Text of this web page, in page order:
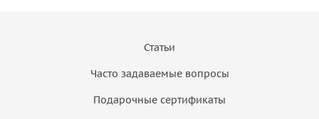
Статьи
Часто задаваемые вопросы
Подарочные сертификаты